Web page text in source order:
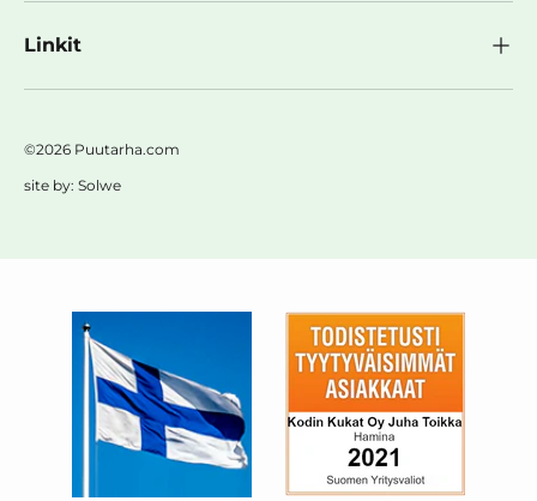
Linkit
©2026 Puutarha.com
site by: Solwe